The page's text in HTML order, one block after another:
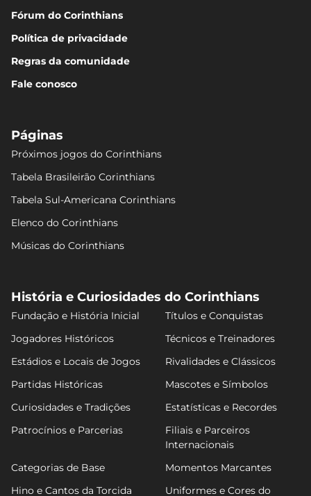
Fórum do Corinthians
Política de privacidade
Regras da comunidade
Fale conosco
Páginas
Próximos jogos do Corinthians
Tabela Brasileirão Corinthians
Tabela Sul-Americana Corinthians
Elenco do Corinthians
Músicas do Corinthians
História e Curiosidades do Corinthians
Fundação e História Inicial
Títulos e Conquistas
Jogadores Históricos
Técnicos e Treinadores
Estádios e Locais de Jogos
Rivalidades e Clássicos
Partidas Históricas
Mascotes e Símbolos
Curiosidades e Tradições
Estatísticas e Recordes
Patrocínios e Parcerias
Filiais e Parceiros
Internacionais
Categorias de Base
Momentos Marcantes
Hino e Cantos da Torcida
Uniformes e Cores do